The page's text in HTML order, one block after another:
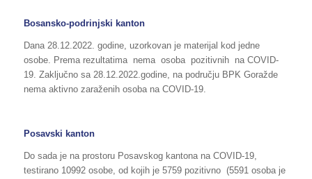
Bosansko-podrinjski kanton
Dana 28.12.2022. godine, uzorkovan je materijal kod jedne
osobe. Prema rezultatima nema osoba pozitivnih na COVID-
19. Zaključno sa 28.12.2022.godine, na području BPK Goražde
nema aktivno zaraženih osoba na COVID-19.
Posavski kanton
Do sada je na prostoru Posavskog kantona na COVID-19,
testirano 10992 osobe, od kojih je 5759 pozitivno (5591 osoba je